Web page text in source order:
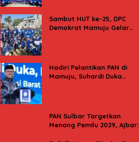
Sambut HUT ke-25, DPC
Demokrat Mamuju Gelar
Hadiri Pelantikan PAN di
Mamuju, Suhardi Duka
PAN Sulbar Targetkan
Menang Pemilu 2029, Ajbar: